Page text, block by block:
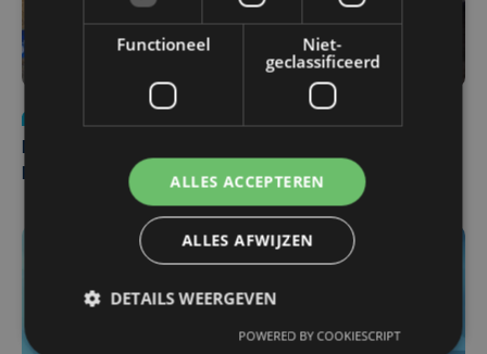
Pieters Brugge
Functioneel
Niet-
geclassificeerd
ALLES ACCEPTEREN
ALLES AFWIJZEN
DETAILS WEERGEVEN
POWERED BY COOKIESCRIPT